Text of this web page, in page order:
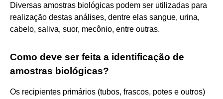
Diversas amostras biológicas podem ser utilizadas para
realização destas análises, dentre elas sangue, urina,
cabelo, saliva, suor, mecônio, entre outras.
Como deve ser feita a identificação de
amostras biológicas?
Os recipientes primários (tubos, frascos, potes e outros)